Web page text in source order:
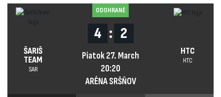
ŠARIŠ
TEAM
SAR
ODOHRANÉ
4 : 2
Piatok 27. March
20:20
ARÉNA SRŠŇOV
HTC
HTC